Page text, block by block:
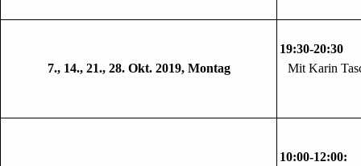
7., 14., 21., 28. Okt. 2019, Montag
Mit Karin
10:00-